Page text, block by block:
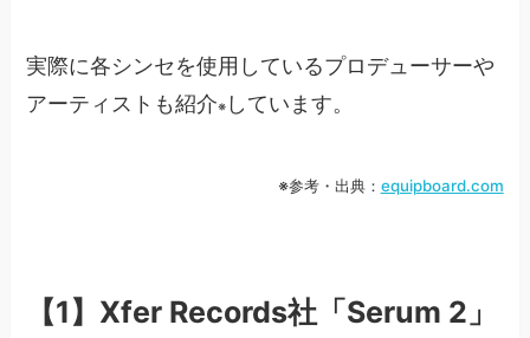
実際に各シンセを使用しているプロデューサーや
アーティストも紹介※ しています。
※参考・出典： equipboard.com
【1】Xfer Records社「Serum 2」